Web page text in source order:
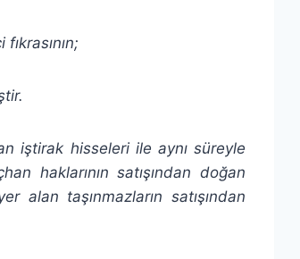
iştirak hisseleri ile aynı süreyle
haklarının satışından doğan
alan taşınmazların satışından